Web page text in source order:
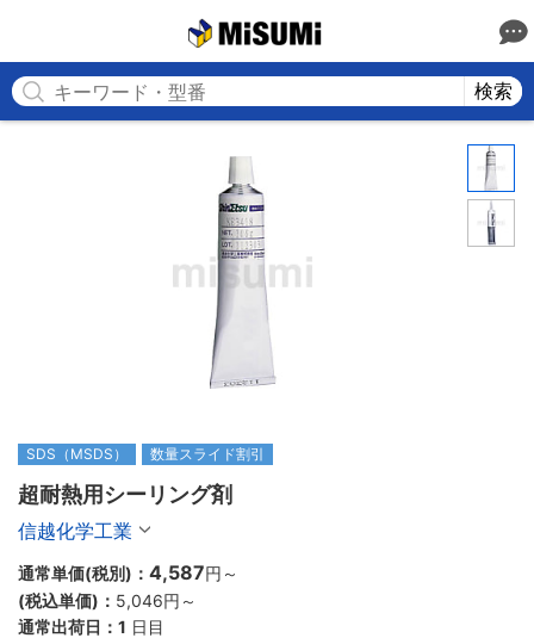
検索
SDS（MSDS） 数量スライド割引
超耐熱用シーリング剤
信越化学工業
通常単価(税別)： 4,587円 ～
(税込単価)： 5,046円 ～
通常出荷日： 1 日目